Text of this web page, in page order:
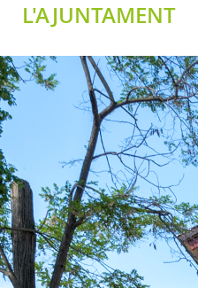
L'AJUNTAMENT